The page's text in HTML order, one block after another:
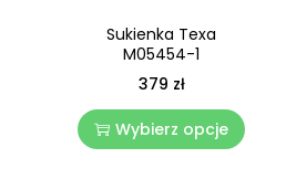
Sukienka Texa
M05454-1
379 zł
Wybierz opcje